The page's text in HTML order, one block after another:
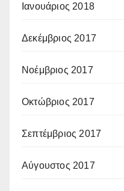
Ιανουάριος 2018
Δεκέμβριος 2017
Νοέμβριος 2017
Οκτώβριος 2017
Σεπτέμβριος 2017
Αύγουστος 2017